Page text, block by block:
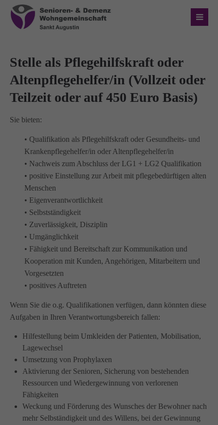
Login
Passwort
Anmelden
Register Lost your password?
Über uns
Wir haben uns als ambulanter Pflegedienst auf
Wohngemeinschaften für Senioren spezialisiert. Mit der
Spezialisierung im Bereich Demenz erleben wir immer wieder
das wirGUTES tun.
Wir sagenDANKE
Kontakt
Amicus Pflege GmbH & Co KG
Lipper Weg 11a
45770 Marl
Sie haben Fragen?
02365 955 88 88
Stelle als Pflegehilfskraft oder
Altenpflegehelfer/in (Vollzeit oder
Teilzeit oder auf 450 Euro Basis)
Sie bieten:
• Qualifikation als Pflegehilfskraft oder Gesundheits- und
Krankenpflegehelfer/in oder Altenpflegehelfer/in
• Nachweis zum Abschluss der LG1 + LG2 Qualifikation
• positive Einstellung zur Arbeit mit pflegebedürftigen alten
Menschen
• Eigenverantwortlichkeit
• Selbstständigkeit
• Zuverlässigkeit, Disziplin
• Umgänglichkeit
• Fähigkeit und Bereitschaft zur Kommunikation und
Kooperation mit Kunden, Angehörigen, Mitarbeitern und
Vorgesetzten
• positives Auftreten
Wenn Sie die o.g. Qualifikationen verfügen, dann könnten diese
Aufgaben in Ihren Verantwortungsbereich fallen:
Hilfestellung beim Umkleiden der Patienten, Mobilisation,
Lagewechsel
Umsetzung von Prophylaxen
Aktivierung der Senioren, Sicherung von bestehenden
Ressourcen und Wiedergewinnung von verlorenen
Fähigkeiten
Weckung und Förderung des Wunsches der Bewohner nach
mehr Selbständigkeit und des Willens, bei der Gewinnung